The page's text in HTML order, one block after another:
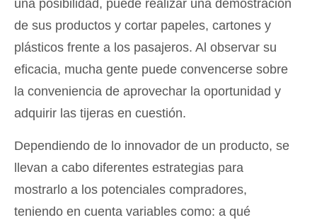
una posibilidad, puede realizar una demostración
de sus productos y cortar papeles, cartones y
plásticos frente a los pasajeros. Al observar su
eficacia, mucha gente puede convencerse sobre
la conveniencia de aprovechar la oportunidad y
adquirir las tijeras en cuestión.
Dependiendo de lo innovador de un producto, se
llevan a cabo diferentes estrategias para
mostrarlo a los potenciales compradores,
teniendo en cuenta variables como: a qué